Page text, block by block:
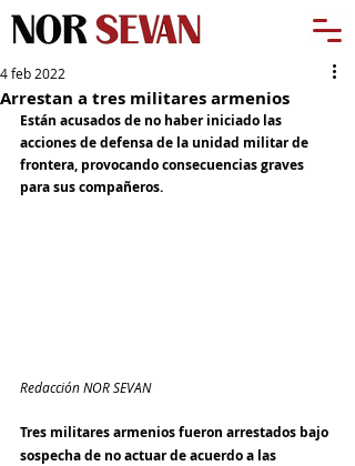
Arrestan a tres militares armenios
4 feb 2022
Están acusados de no haber iniciado las
acciones de defensa de la unidad militar de
frontera, provocando consecuencias graves
para sus compañeros.
Redacción NOR SEVAN
Tres militares armenios fueron arrestados bajo
sospecha de no actuar de acuerdo a las